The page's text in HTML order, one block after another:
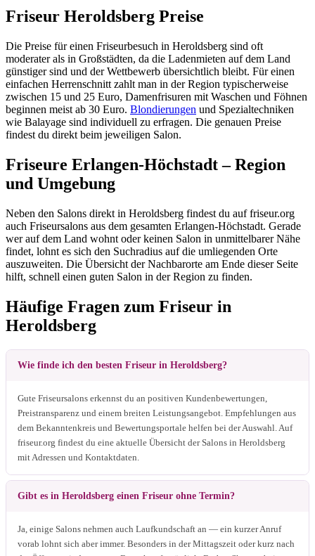
Friseur Heroldsberg Preise
Die Preise für einen Friseurbesuch in Heroldsberg sind oft
moderater als in Großstädten, da die Ladenmieten auf dem Land
günstiger sind und der Wettbewerb übersichtlich bleibt. Für einen
einfachen Herrenschnitt zahlt man in der Region typischerweise
zwischen 15 und 25 Euro, Damenfrisuren mit Waschen und Föhnen
beginnen meist ab 30 Euro. Blondierungen und Spezialtechniken
wie Balayage sind individuell zu erfragen. Die genauen Preise
findest du direkt beim jeweiligen Salon.
Friseure Erlangen-Höchstadt – Region
und Umgebung
Neben den Salons direkt in Heroldsberg findest du auf friseur.org
auch Friseursalons aus dem gesamten Erlangen-Höchstadt. Gerade
wer auf dem Land wohnt oder keinen Salon in unmittelbarer Nähe
findet, lohnt es sich den Suchradius auf die umliegenden Orte
auszuweiten. Die Übersicht der Nachbarorte am Ende dieser Seite
hilft, schnell einen guten Salon in der Region zu finden.
Häufige Fragen zum Friseur in
Heroldsberg
Wie finde ich den besten Friseur in Heroldsberg?
Gute Friseursalons erkennst du an positiven Kundenbewertungen,
Preistransparenz und einem breiten Leistungsangebot. Empfehlungen aus
dem Bekanntenkreis und Bewertungsportale helfen bei der Auswahl. Auf
friseur.org findest du eine aktuelle Übersicht der Salons in Heroldsberg
mit Adressen und Kontaktdaten.
Gibt es in Heroldsberg einen Friseur ohne Termin?
Ja, einige Salons nehmen auch Laufkundschaft an — ein kurzer Anruf
vorab lohnt sich aber immer. Besonders in der Mittagszeit oder kurz nach